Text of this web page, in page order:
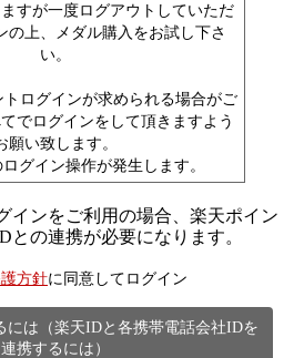
すが一度ログアウトしていただ
の上、メダル購入をお試し下さ
い。
トログインが求められる場合がご
でログインをして頂きますよう
願い致します。
グイン操作が発生します。
インをご利用の場合、楽天ポイン
との連携が必要になります。
方針に同意してログイン
には（楽天IDと各携帯電話会社IDを
連携するには）